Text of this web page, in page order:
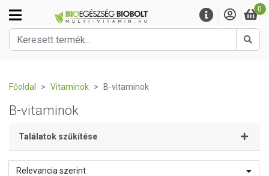
0
Főoldal Vitaminok B-vitaminok
B-vitaminok
Találatok szűkítése
Relevancia szerint